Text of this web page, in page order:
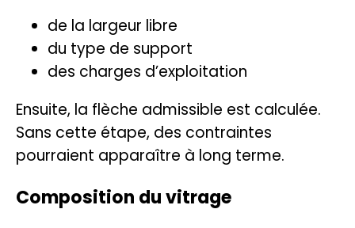
de la largeur libre
du type de support
des charges d’exploitation
Ensuite, la flèche admissible est calculée.
Sans cette étape, des contraintes
pourraient apparaître à long terme.
Composition du vitrage